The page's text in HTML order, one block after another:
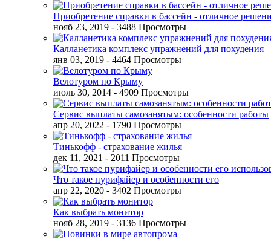
Приобретение справки в бассейн - отличное
нояб 23, 2019 - 3488 Просмотры
Калланетика комплекс упражнений для похудения
янв 03, 2019 - 4464 Просмотры
Велотуром по Крыму
июль 30, 2014 - 4909 Просмотры
Сервис выплаты самозанятым: особенности работы
апр 20, 2022 - 1790 Просмотры
Тинькофф - страхование жилья
дек 11, 2021 - 2011 Просмотры
Что такое пурифайер и особенности его
апр 22, 2020 - 3402 Просмотры
Как выбрать монитор
нояб 28, 2019 - 3136 Просмотры